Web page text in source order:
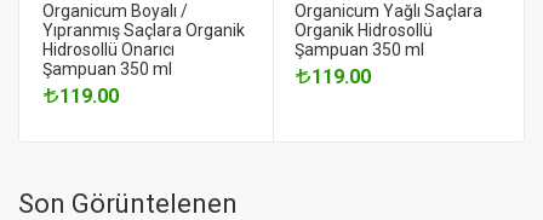
Organicum Boyalı /
Yıpranmış Saçlara Organik
Hidrosollü Onarıcı
Şampuan 350 ml
119.00
Organicum Yağlı Saçlara
Organik Hidrosollü
Şampuan 350 ml
119.00
Son Görüntelenen